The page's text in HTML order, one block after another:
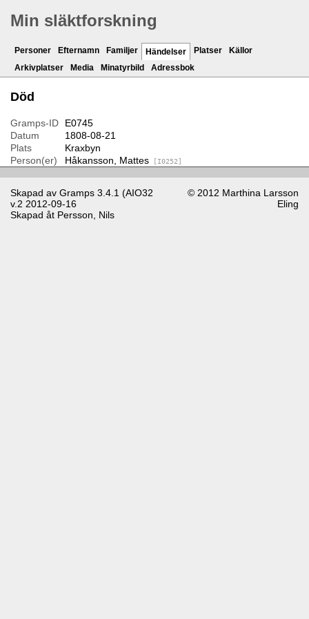
Min släktforskning
Personer Efternamn Familjer Händelser Platser
Källor
Arkivplatser
Media Minatyrbild Adressbok
Död
Gramps-ID
E0745
Datum
1808-08-21
Plats
Kraxbyn
Person(er)
Håkansson, Mattes[I0252]
Skapad av Gramps 3.4.1 (AIO32
v.2 2012-09-16
Skapad åt Persson, Nils
© 2012 Marthina Larsson
Eling